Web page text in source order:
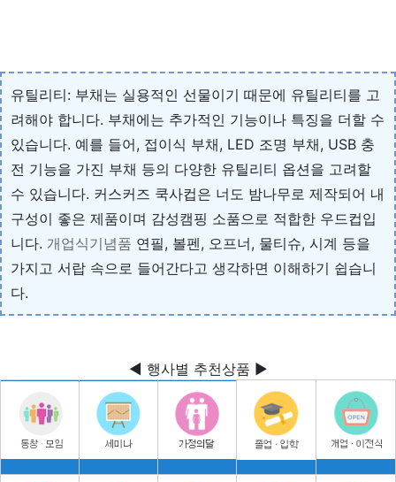
유틸리티: 부채는 실용적인 선물이기 때문에 유틸리티를 고
려해야 합니다. 부채에는 추가적인 기능이나 특징을 더할 수
있습니다. 예를 들어, 접이식 부채, LED 조명 부채, USB 충
전 기능을 가진 부채 등의 다양한 유틸리티 옵션을 고려할
수 있습니다. 커스커즈 쿡사컵은 너도 밤나무로 제작되어 내
구성이 좋은 제품이며 감성캠핑 소품으로 적합한 우드컵입
니다. 개업식기념품 연필, 볼펜, 오프너, 물티슈, 시계 등을
가지고 서랍 속으로 들어간다고 생각하면 이해하기 쉽습니
다.
◀ 행사별 추천상품 ▶